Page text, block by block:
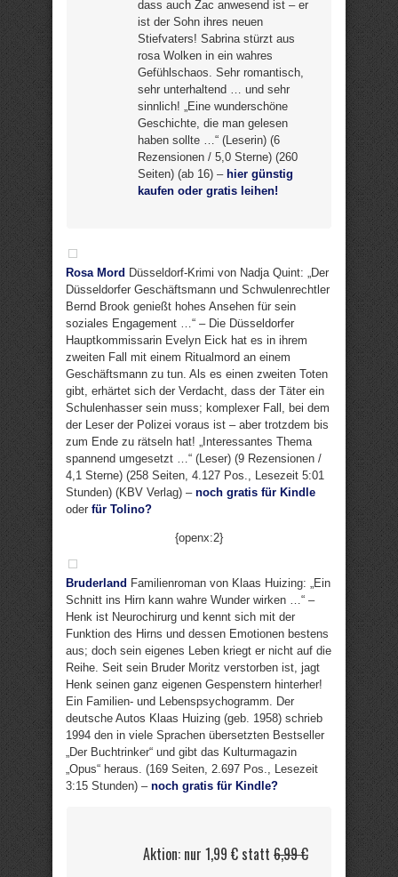
dass auch Zac anwesend ist – er
ist der Sohn ihres neuen
Stiefvaters! Sabrina stürzt aus
rosa Wolken in ein wahres
Gefühlschaos. Sehr romantisch,
sehr unterhaltend … und sehr
sinnlich! „Eine wunderschöne
Geschichte, die man gelesen
haben sollte …“ (Leserin) (6
Rezensionen / 5,0 Sterne) (260
Seiten) (ab 16) – hier günstig
kaufen oder gratis leihen!
Rosa Mord Düsseldorf-Krimi von Nadja Quint: „Der
Düsseldorfer Geschäftsmann und Schwulenrechtler
Bernd Brook genießt hohes Ansehen für sein
soziales Engagement …“ – Die Düsseldorfer
Hauptkommissarin Evelyn Eick hat es in ihrem
zweiten Fall mit einem Ritualmord an einem
Geschäftsmann zu tun. Als es einen zweiten Toten
gibt, erhärtet sich der Verdacht, dass der Täter ein
Schulenhasser sein muss; komplexer Fall, bei dem
der Leser der Polizei voraus ist – aber trotzdem bis
zum Ende zu rätseln hat! „Interessantes Thema
spannend umgesetzt …“ (Leser) (9 Rezensionen /
4,1 Sterne) (258 Seiten, 4.127 Pos., Lesezeit 5:01
Stunden) (KBV Verlag) – noch gratis für Kindle
oder für Tolino?
{openx:2}
Bruderland Familienroman von Klaas Huizing: „Ein
Schnitt ins Hirn kann wahre Wunder wirken …“ –
Henk ist Neurochirurg und kennt sich mit der
Funktion des Hirns und dessen Emotionen bestens
aus; doch sein eigenes Leben kriegt er nicht auf die
Reihe. Seit sein Bruder Moritz verstorben ist, jagt
Henk seinen ganz eigenen Gespenstern hinterher!
Ein Familien- und Lebenspsychogramm. Der
deutsche Autos Klaas Huizing (geb. 1958) schrieb
1994 den in viele Sprachen übersetzten Bestseller
„Der Buchtrinker“ und gibt das Kulturmagazin
„Opus“ heraus. (169 Seiten, 2.697 Pos., Lesezeit
3:15 Stunden) – noch gratis für Kindle?
Aktion: nur 1,99 € statt 6,99 €